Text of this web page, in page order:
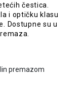
čestica.
i optičku klasu
Dostupne su u
premazom